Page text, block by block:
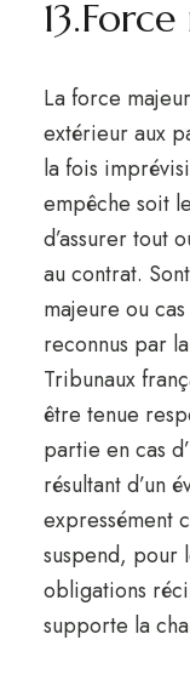
La force
extérieur aux
la fois
empêche soit
d’assurer tout
au contrat.
majeure ou
reconnus par
Tribunaux
être tenue
partie en cas
résultant d’un
expressément
suspend, pour
obligations
supporte la